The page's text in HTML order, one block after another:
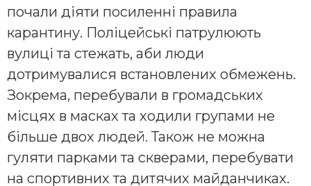
почали діяти посиленні правила
карантину. Поліцейські патрулюють
вулиці та стежать, аби люди
дотримувалися встановлених обмежень.
Зокрема, перебували в громадських
місцях в масках та ходили групами не
більше двох людей. Також не можна
гуляти парками та скверами, перебувати
на спортивних та дитячих майданчиках.